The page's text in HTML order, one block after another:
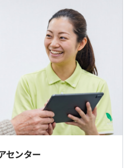
円
時間分）※超過分は別途支給
円(経験と能力に応じて)
保証するものではありません）
センター